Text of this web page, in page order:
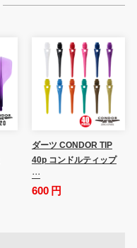
ダーツ CONDOR TIP
40p コンドルティップ
…
600 円